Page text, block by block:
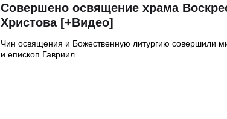
Совершено освящение храма
Христова [+Видео]
Чин освящения и Божественную литургию совершили
и епископ Гавриил